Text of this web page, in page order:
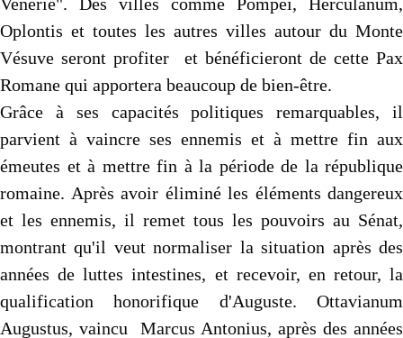
Oplontis et toutes les autres villes autour du Monte
Vésuve seront profiter et bénéficieront de cette Pax
Romane qui apportera beaucoup de bien-être.
Grâce à ses capacités politiques remarquables, il
parvient à vaincre ses ennemis et à mettre fin aux
émeutes et à mettre fin à la période de la république
romaine. Après avoir éliminé les éléments dangereux
et les ennemis, il remet tous les pouvoirs au Sénat,
montrant qu'il veut normaliser la situation après des
années de luttes intestines, et recevoir, en retour, la
qualification honorifique d'Auguste. Ottavianum
Augustus, vaincu Marcus Antonius, après des années